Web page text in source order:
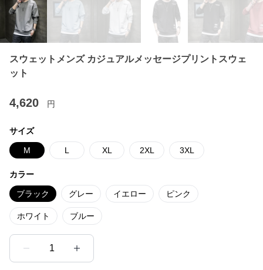
スウェットメンズ カジュアルメッセージプリントスウェ
ット
4,620 円
サイズ
M L XL 2XL 3XL
カラー
ブラック グレー イエロー ピンク
ホワイト ブルー
1